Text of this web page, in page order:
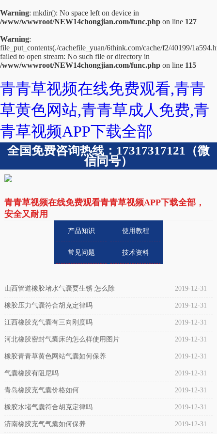
Warning: mkdir(): No space left on device in
/www/wwwroot/NEW14chongjian.com/func.php on line 127
Warning:
file_put_contents(./cachefile_yuan/6think.com/cache/f2/40199/
failed to open stream: No such file or directory in
/www/wwwroot/NEW14chongjian.com/func.php on line 115
青青草视频在线免费观看,青青
草黄色网站,青青草成人免费,青
青草视频APP下载全部
全国免费咨询热线：17317317121（微
信同号）
青青草视频在线免费观看青青草视频APP下载全部，
安全又耐用
产品知识 使用教程
常见问题 技术资料
山西管道橡胶堵水气囊要生锈 怎么除 2019-12-31
橡胶压力气囊符合胡克定律吗 2019-12-31
江西橡胶充气囊有三向刚度吗 2019-12-31
河北橡胶密封气囊床的怎么样使用图片 2019-12-31
橡胶青青草黄色网站气囊如何保养 2019-12-31
气囊橡胶有阻尼吗 2019-12-31
青岛橡胶充气囊价格如何 2019-12-31
橡胶水堵气囊符合胡克定律吗 2019-12-31
济南橡胶充气气囊如何保养 2019-12-31